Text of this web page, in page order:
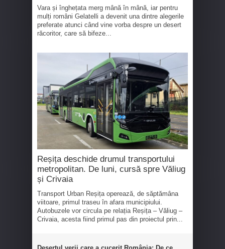
Vara și înghețata merg mână în mână, iar pentru
mulți români Gelatelli a devenit una dintre alegerile
preferate atunci când vine vorba despre un desert
răcoritor, care să bifeze...
Reșița deschide drumul transportului
metropolitan. De luni, cursă spre Văliug
și Crivaia
Transport Urban Reșița operează, de săptămâna
viitoare, primul traseu în afara municipiului.
Autobuzele vor circula pe relația Reșița – Văliug –
Crivaia, acesta fiind primul pas din proiectul prin...